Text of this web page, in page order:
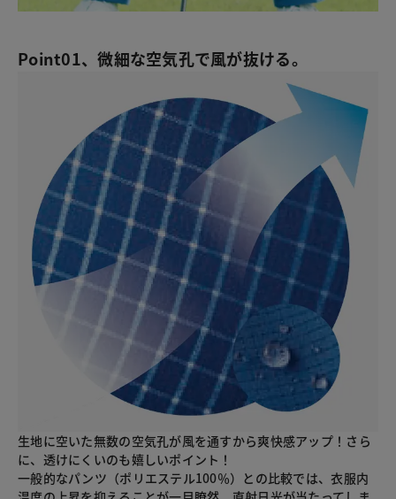
Point01、微細な空気孔で風が抜ける。
生地に空いた無数の空気孔が風を通すから爽快感アップ！さら
に、透けにくいのも嬉しいポイント！
一般的なパンツ（ポリエステル100％）との比較では、衣服内